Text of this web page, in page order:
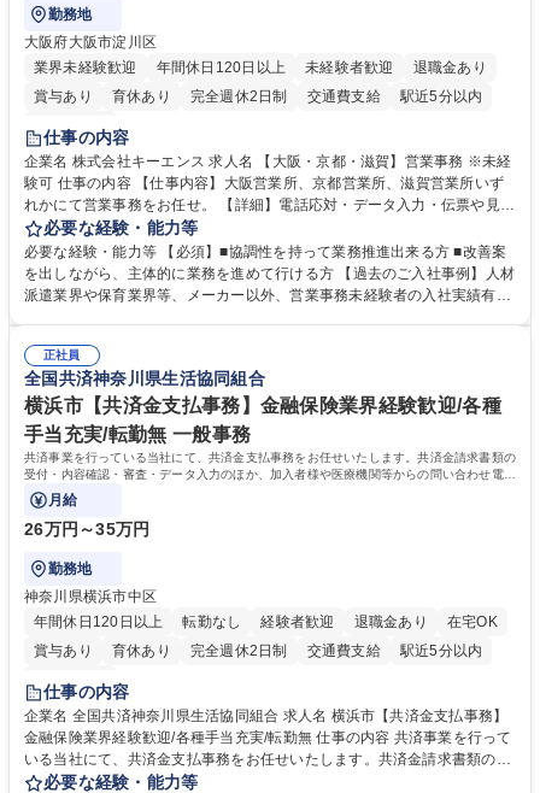
勤務地
大阪府大阪市淀川区
業界未経験歓迎
年間休日120日以上 未経験者歓迎
退職金あり
賞与あり
育休あり 完全週休2日制 交通費支給
駅近5分以内
土日祝休み
仕事の内容
企業名 株式会社キーエンス 求人名 【大阪・京都・滋賀】営業事務 ※未経
験可 仕事の内容 【仕事内容】大阪営業所、京都営業所、滋賀営業所いず
れかにて営業事務をお任せ。 【詳細】電話応対・データ入力・伝票や見積
の作成・カタログ送付・来客対応・営業所内で発生する事務業務や業務改
善をお任せ。 【教育制度】ご入社後、育成担当とペアになりながらOJTに
て業務を覚えていただくことが可能です。業務システムがきちんと構築さ
れているため、スムーズに仕事に慣れることができる環境です。また、
募集職種 【大阪・京都・滋賀】営業事務 ※未経験可
必要な経験・能力等
必要な経験・能力等 【必須】■協調性を持って業務推進出来る方 ■改善案
を出しながら、主体的に業務を進めて行ける方 【過去のご入社事例】人材
派遣業界や保育業界等、メーカー以外、営業事務未経験者の入社実績有
えて、お客様や社員の状況に合わせ、能動的なサポート、改善の動きも期
待され。組織を支えるスペシャリストとして、チームに貢献し、結果的に
社員から頼られる存在になることができます。平均19:30の退勤以降の業
務の持ち帰りも禁止されており、メリハリのある働き方となります。 学
歴・資格 学歴：大学院 大学 高専 短大 語学力： 資格：
正社員
全国共済神奈川県生活協同組合
横浜市【共済金支払事務】金融保険業界経験歓迎/各種
手当充実/転勤無 一般事務
共済事業を行っている当社にて、共済金支払事務をお任せいたします。共済金請求書類の
受付・内容確認・審査・データ入力のほか、加入者様や医療機関等からの問い合わせ電話
対応や書類発送等を担当します。
月給
26万円～35万円
勤務地
神奈川県横浜市中区
年間休日120日以上
転勤なし 経験者歓迎 退職金あり
在宅OK
賞与あり
育休あり 完全週休2日制 交通費支給
駅近5分以内
土日祝休み
仕事の内容
企業名 全国共済神奈川県生活協同組合 求人名 横浜市【共済金支払事務】
金融保険業界経験歓迎/各種手当充実/転勤無 仕事の内容 共済事業を行って
いる当社にて、共済金支払事務をお任せいたします。共済金請求書類の受
付・内容確認・審査・データ入力のほか、加入者様や医療機関等からの問
必要な経験・能力等